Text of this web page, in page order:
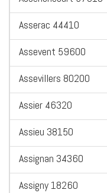
Asserac 44410
Assevent 59600
Assevillers 80200
Assier 46320
Assieu 38150
Assignan 34360
Assigny 18260